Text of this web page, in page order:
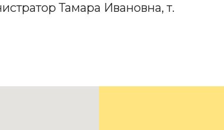
Тамара Ивановна, т.